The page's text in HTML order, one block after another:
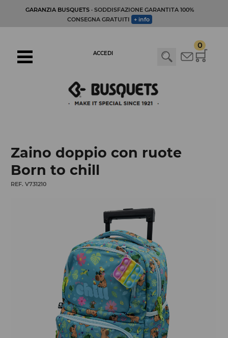
GARANZIA BUSQUETS· SODDISFAZIONE GARANTITA 100%
CONSEGNA GRATUITI
+ info
0
ACCEDI
Zaino doppio con ruote
Born to chill
REF. V731210